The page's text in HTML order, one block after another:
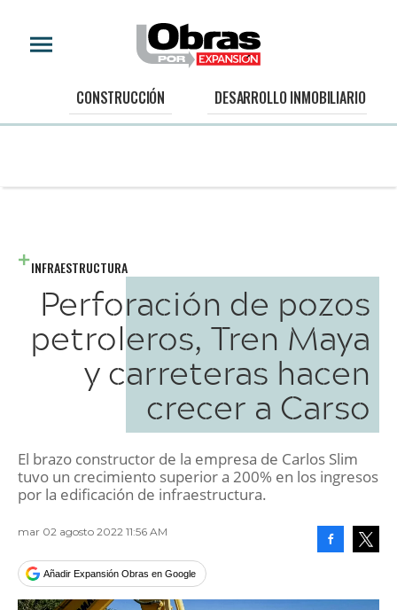
CONSTRUCCIÓN DESARROLLO INMOBILIARIO
INFRAESTRUCTURA
Perforación de pozos
petroleros, Tren Maya
y carreteras hacen
crecer a Carso
El brazo constructor de la empresa de Carlos Slim
tuvo un crecimiento superior a 200% en los ingresos
por la edificación de infraestructura.
mar 02 agosto 2022 11:56 AM
Añadir Expansión Obras en Google